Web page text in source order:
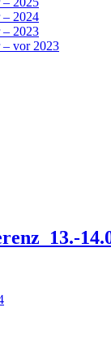
– 2024
– 2023
– vor 2023